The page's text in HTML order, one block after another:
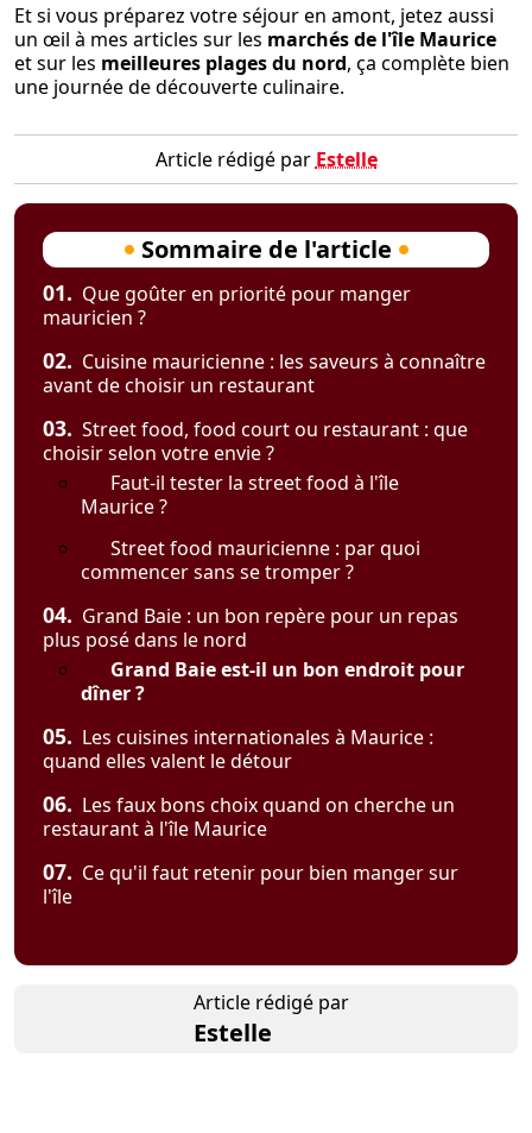
Et si vous préparez votre séjour en amont, jetez aussi
un œil à mes articles sur les marchés de l'île Maurice
et sur les meilleures plages du nord, ça complète bien
une journée de découverte culinaire.
Article rédigé par Estelle
Sommaire de l'article
01. Que goûter en priorité pour manger
mauricien ?
02. Cuisine mauricienne : les saveurs à connaître
avant de choisir un restaurant
03. Street food, food court ou restaurant : que
choisir selon votre envie ?
Faut-il tester la street food à l'île
Maurice ?
Street food mauricienne : par quoi
commencer sans se tromper ?
04. Grand Baie : un bon repère pour un repas
plus posé dans le nord
Grand Baie est-il un bon endroit pour
dîner ?
05. Les cuisines internationales à Maurice :
quand elles valent le détour
06. Les faux bons choix quand on cherche un
restaurant à l'île Maurice
07. Ce qu'il faut retenir pour bien manger sur
l'île
Article rédigé par
Estelle